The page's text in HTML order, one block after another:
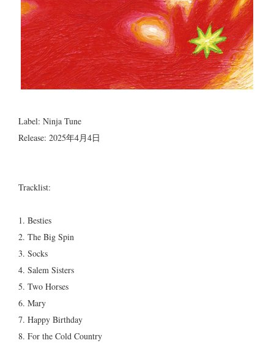
Label: Ninja Tune
Release: 2025年4月4日
Tracklist:
1. Besties
2. The Big Spin
3. Socks
4. Salem Sisters
5. Two Horses
6. Mary
7. Happy Birthday
8. For the Cold Country